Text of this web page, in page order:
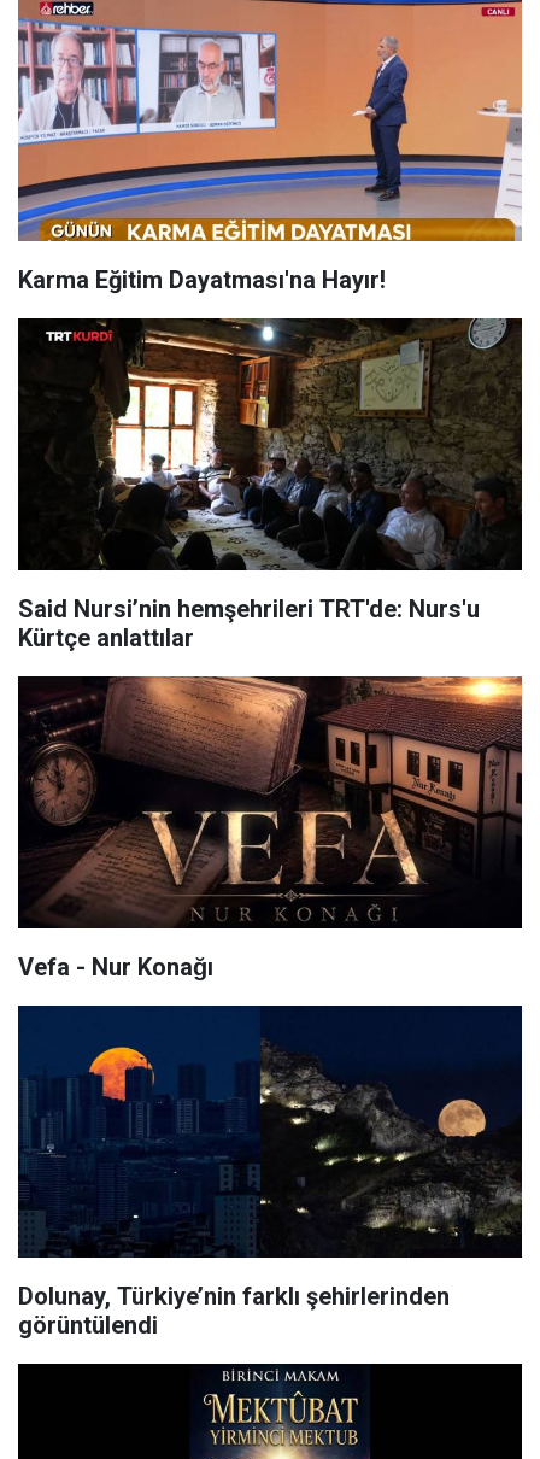
Karma Eğitim Dayatması'na Hayır!
Said Nursi’nin hemşehrileri TRT'de: Nurs'u
Kürtçe anlattılar
Vefa - Nur Konağı
Dolunay, Türkiye’nin farklı şehirlerinden
görüntülendi